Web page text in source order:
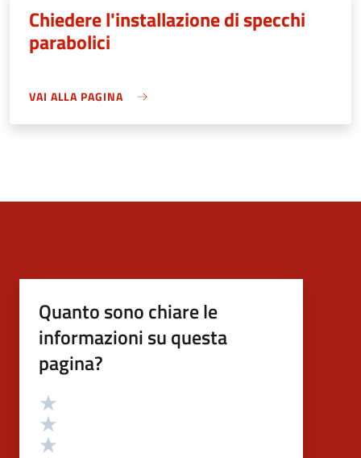
Chiedere l'installazione di specchi
parabolici
VAI ALLA PAGINA
Quanto sono chiare le
informazioni su questa
pagina?
Valutazione